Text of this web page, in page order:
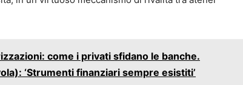
come i privati sfidano le banche.
‘Strumenti finanziari sempre esistiti’